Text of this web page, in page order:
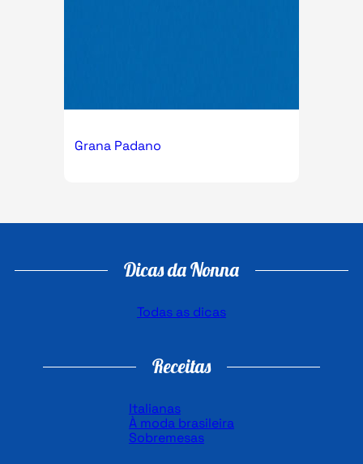
Grana Padano
Dicas da Nonna
Todas as dicas
Receitas
Italianas
À moda brasileira
Sobremesas